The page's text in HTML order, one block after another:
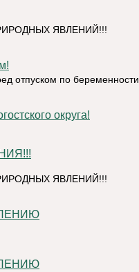
ЯВЛЕНИЙ!!!
отпуском по беременности
округа!
ЯВЛЕНИЙ!!!